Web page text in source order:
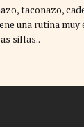
taconazo,
una rutina muy
sillas..